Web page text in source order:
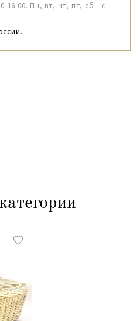
16:00. Пн, вт, чт, пт, сб - с